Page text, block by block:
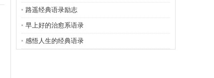
路遥经典语录励志
早上好的治愈系语录
感悟人生的经典语录